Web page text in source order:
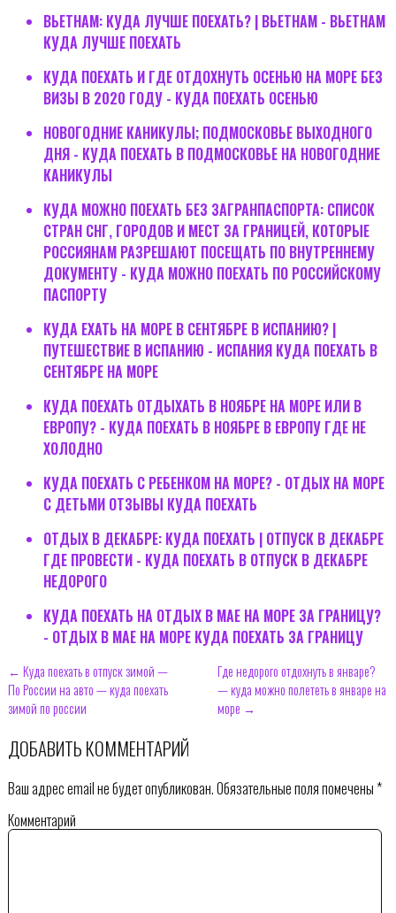
ВЬЕТНАМ: КУДА ЛУЧШЕ ПОЕХАТЬ? | ВЬЕТНАМ - ВЬЕТНАМ
КУДА ЛУЧШЕ ПОЕХАТЬ
КУДА ПОЕХАТЬ И ГДЕ ОТДОХНУТЬ ОСЕНЬЮ НА МОРЕ БЕЗ
ВИЗЫ В 2020 ГОДУ - КУДА ПОЕХАТЬ ОСЕНЬЮ
НОВОГОДНИЕ КАНИКУЛЫ; ПОДМОСКОВЬЕ ВЫХОДНОГО
ДНЯ - КУДА ПОЕХАТЬ В ПОДМОСКОВЬЕ НА НОВОГОДНИЕ
КАНИКУЛЫ
КУДА МОЖНО ПОЕХАТЬ БЕЗ ЗАГРАНПАСПОРТА: СПИСОК
СТРАН СНГ, ГОРОДОВ И МЕСТ ЗА ГРАНИЦЕЙ, КОТОРЫЕ
РОССИЯНАМ РАЗРЕШАЮТ ПОСЕЩАТЬ ПО ВНУТРЕННЕМУ
ДОКУМЕНТУ - КУДА МОЖНО ПОЕХАТЬ ПО РОССИЙСКОМУ
ПАСПОРТУ
КУДА ЕХАТЬ НА МОРЕ В СЕНТЯБРЕ В ИСПАНИЮ? |
ПУТЕШЕСТВИЕ В ИСПАНИЮ - ИСПАНИЯ КУДА ПОЕХАТЬ В
СЕНТЯБРЕ НА МОРЕ
КУДА ПОЕХАТЬ ОТДЫХАТЬ В НОЯБРЕ НА МОРЕ ИЛИ В
ЕВРОПУ? - КУДА ПОЕХАТЬ В НОЯБРЕ В ЕВРОПУ ГДЕ НЕ
ХОЛОДНО
КУДА ПОЕХАТЬ С РЕБЕНКОМ НА МОРЕ? - ОТДЫХ НА МОРЕ
С ДЕТЬМИ ОТЗЫВЫ КУДА ПОЕХАТЬ
ОТДЫХ В ДЕКАБРЕ: КУДА ПОЕХАТЬ | ОТПУСК В ДЕКАБРЕ
ГДЕ ПРОВЕСТИ - КУДА ПОЕХАТЬ В ОТПУСК В ДЕКАБРЕ
НЕДОРОГО
КУДА ПОЕХАТЬ НА ОТДЫХ В МАЕ НА МОРЕ ЗА ГРАНИЦУ?
- ОТДЫХ В МАЕ НА МОРЕ КУДА ПОЕХАТЬ ЗА ГРАНИЦУ
← Куда поехать в отпуск зимой —
По России на авто — куда поехать
зимой по россии
Где недорого отдохнуть в январе?
— куда можно полететь в январе на
море →
ДОБАВИТЬ КОММЕНТАРИЙ
Ваш адрес email не будет опубликован.Обязательные поля помечены*
Комментарий